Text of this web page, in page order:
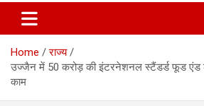
Home
राज्य
उज्जैन में 50 करोड़ की इंटरनेशनल स्टैंडर्ड फूड एंड
काम